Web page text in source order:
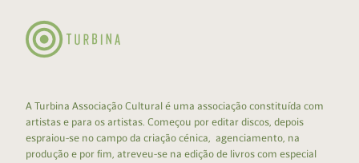
A Turbina Associação Cultural é uma associação constituída com
artistas e para os artistas. Começou por editar discos, depois
espraiou-se no campo da criação cénica, agenciamento, na
produção e por fim, atreveu-se na edição de livros com especial